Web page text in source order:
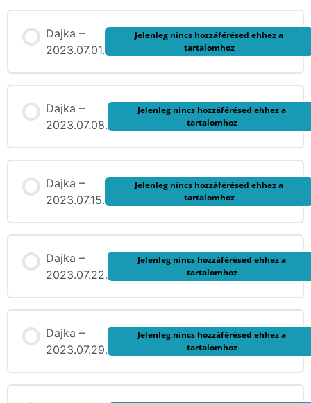
Dajka –
2023.07.01.
Jelenleg nincs hozzáférésed ehhez a
tartalomhoz
Dajka –
2023.07.08.
Jelenleg nincs hozzáférésed ehhez a
tartalomhoz
Dajka –
2023.07.15.
Jelenleg nincs hozzáférésed ehhez a
tartalomhoz
Dajka –
2023.07.22.
Jelenleg nincs hozzáférésed ehhez a
tartalomhoz
Dajka –
2023.07.29.
Jelenleg nincs hozzáférésed ehhez a
tartalomhoz